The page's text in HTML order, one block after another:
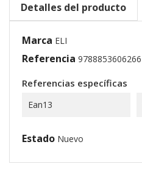
Detalles del producto
Marca ELI
Referencia 9788853606266
Referencias específicas
Ean13
Estado Nuevo